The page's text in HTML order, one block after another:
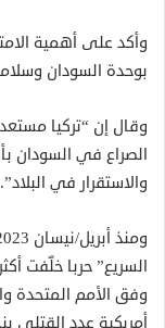
وأكد على أهمية
بوحدة السودان
وقال إن “تركيا
الصراع في السودان
والاستقرار في البلاد”.
وفق الأمم المتحدة
أمريكية عدد القتلى بنحو 130